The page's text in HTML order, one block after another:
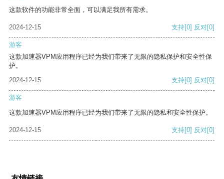
这款软件的功能非常全面，可以满足我所有需求。
2024-12-15 支持[0] 反对[0]
游客
这款加速器VPM应用程序已经为我们带来了无限的隐私保护和安全性保
护。
2024-12-15
支持[0] 反对[0]
游客
这款加速器VPM应用程序已经为我们带来了无限的隐私和安全性保护。
2024-12-15 支持[0] 反对[0]